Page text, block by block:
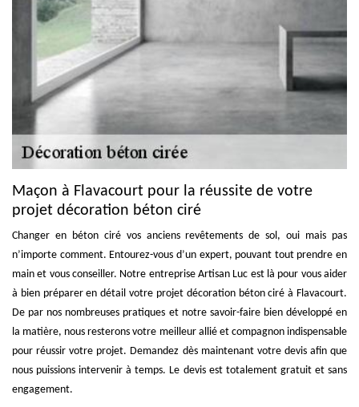
Maçon à Flavacourt pour la réussite de votre
projet décoration béton ciré
Changer en béton ciré vos anciens revêtements de sol, oui mais pas
n’importe comment. Entourez-vous d’un expert, pouvant tout prendre en
main et vous conseiller. Notre entreprise Artisan Luc est là pour vous aider
à bien préparer en détail votre projet décoration béton ciré à Flavacourt.
De par nos nombreuses pratiques et notre savoir-faire bien développé en
la matière, nous resterons votre meilleur allié et compagnon indispensable
pour réussir votre projet. Demandez dès maintenant votre devis afin que
nous puissions intervenir à temps. Le devis est totalement gratuit et sans
engagement.